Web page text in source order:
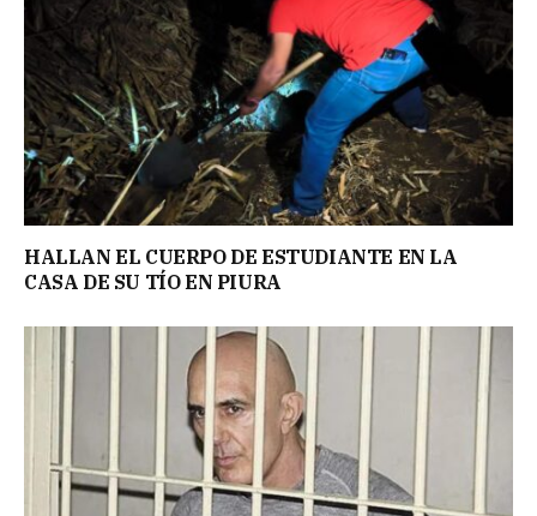
HALLAN EL CUERPO DE ESTUDIANTE EN LA
CASA DE SU TÍO EN PIURA